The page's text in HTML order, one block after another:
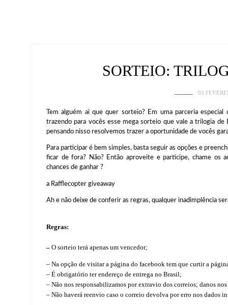
SORTEIO:
03
Tem alguém ai que quer sorteio? Em uma parceria
trazendo para vocês esse mega sorteio que vale a trilogia
pensando nisso resolvemos trazer a oportunidade de vocês
Para participar é bem simples, basta seguir as opções e
ficar de fora? Não? Então aproveite e participe, chame os
chances de ganhar ?
a Rafflecopter giveaway
Ah e não deixe de conferir as regras, qualquer inadimplência
Regras:
– O sorteio terá apenas um vencedor;
– Na opção de visitar a página do facebook tem que curtir a
– É obrigatório ter endereço de entrega no Brasil;
– Não nos responsabilizamos por extravio dos correios; danos
– Não haverá reenvio caso o correio devolva por erro nos dados